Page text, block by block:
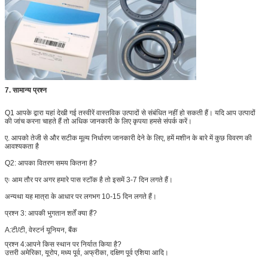
7. सामान्य प्रश्न
Q1 आपके द्वारा यहां देखी गई तस्वीरें वास्तविक उत्पादों से संबंधित नहीं हो सकती हैं। यदि आप उत्पादों
की जांच करना चाहते हैं तो अधिक जानकारी के लिए कृपया हमसे संपर्क करें।
ए. आपको तेजी से और सटीक मूल्य निर्धारण जानकारी देने के लिए, हमें मशीन के बारे में कुछ विवरण की
आवश्यकता है
Q2: आपका वितरण समय कितना है?
एः आम तौर पर अगर हमारे पास स्टॉक है तो इसमें 3-7 दिन लगते हैं।
अन्यथा यह मात्रा के आधार पर लगभग 10-15 दिन लगते हैं।
प्रश्न 3: आपकी भुगतान शर्तें क्या हैं?
A:टी/टी, वेस्टर्न यूनियन, बैंक
प्रश्न 4:आपने किस स्थान पर निर्यात किया है?
उत्तरी अमेरिका, यूरोप, मध्य पूर्व, अफ्रीका, दक्षिण पूर्व एशिया आदि।